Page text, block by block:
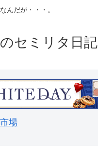
んだが・・・。
セミリタ日記
場